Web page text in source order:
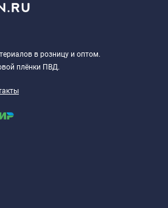
в розницу и оптом.
плёнки ПВД.